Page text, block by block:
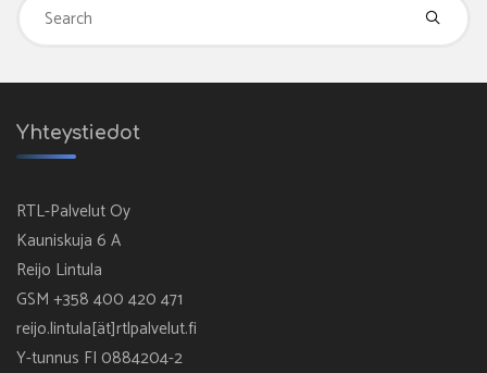
Yhteystiedot
RTL-Palvelut Oy
Kauniskuja 6 A
Reijo Lintula
GSM +358 400 420 471
reijo.lintula[ät]rtlpalvelut.fi
Y-tunnus FI 0884204-2